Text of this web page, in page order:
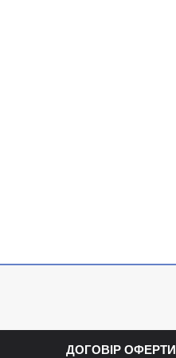
ДОГОВІР ОФЕРТИ